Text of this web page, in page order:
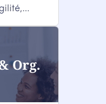
Org.